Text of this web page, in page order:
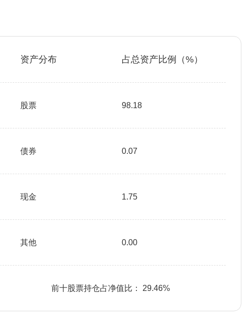
资产分布 占总资产比例（%）
股票 98.18
债券 0.07
现金 1.75
其他 0.00
前十股票持仓占净值比： 29.46%